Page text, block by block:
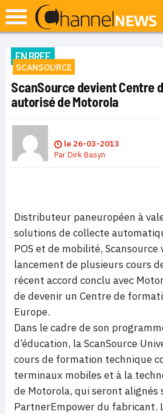
EN BREF
SCANSOURCE
ScanSource devient Centre
autorisé de Motorola
le 26-03-2013
ParDirk Basyn
Distributeur paneuropéen à
solutions de collecte
POS et de mobilité, Scansource
lancement de plusieurs cours
récent accord conclu avec
de devenir un Centre de
Europe.
Dans le cadre de son
d’éducation, la ScanSource
cours de formation technique
terminaux mobiles et à la
de Motorola, qui seront alignés
PartnerEmpower du fabricant.